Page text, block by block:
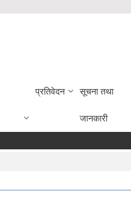
प्रतिवेदन सूचना तथा
जानकारी